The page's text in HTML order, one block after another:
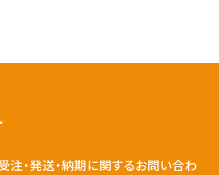
注・発送・納期に関するお問い合わ